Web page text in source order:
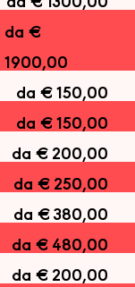
da € 1300,00
da €
1900,00
da € 150,00
da € 150,00
da € 200,00
da € 250,00
da € 380,00
da € 480,00
da € 200,00